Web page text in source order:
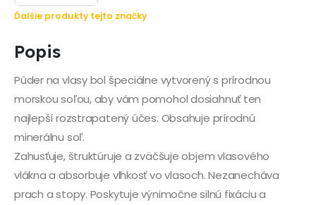
Ďalšie produkty tejto značky
Popis
Púder na vlasy bol špeciálne vytvorený s prírodnou
morskou soľou, aby vám pomohol dosiahnuť ten
najlepší rozstrapatený účes. Obsahuje prírodnú
minerálnu soľ.
Zahusťuje, štruktúruje a zväčšuje objem vlasového
vlákna a absorbuje vlhkosť vo vlasoch. Nezanecháva
prach a stopy. Poskytuje výnimočne silnú fixáciu a